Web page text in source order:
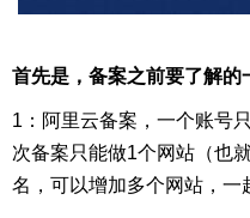
首先是，备案之前要了解的
1：阿里云备案，一个账号
次备案只能做1个网站（也
名，可以增加多个网站，一